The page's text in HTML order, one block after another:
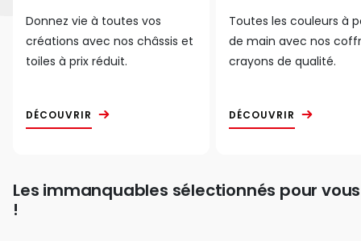
Donnez vie à toutes vos
créations avec nos châssis et
toiles à prix réduit.
DÉCOUVRIR
Toutes les couleurs à
de main avec nos
crayons de qualité.
DÉCOUVRIR
Les immanquables sélectionnés pour vous
!